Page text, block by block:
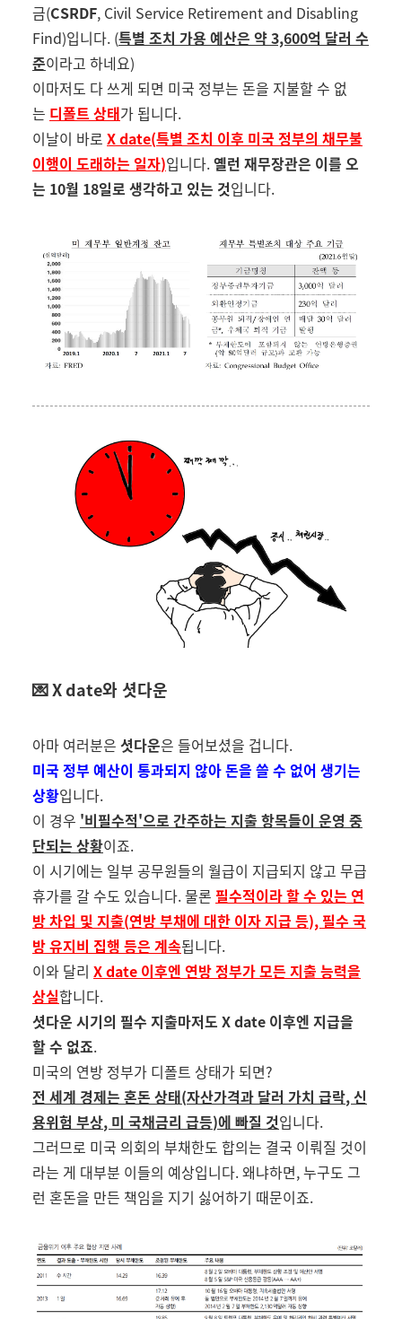
금(CSRDF, Civil Service Retirement and Disabling
Find)입니다. (특별 조치 가용 예산은 약3,600억 달러 수
준이라고 하네요)
이마저도 다 쓰게 되면 미국 정부는 돈을 지불할 수 없
는 디폴트 상태가 됩니다.
이날이 바로 X date(특별 조치 이후 미국 정부의 채무불
이행이 도래하는 일자)입니다.옐런 재무장관은 이를 오
는 10월 18일로 생각하고 있는 것입니다.
💌 X date와 셧다운
아마 여러분은 셧다운은 들어보셨을 겁니다.
미국 정부 예산이 통과되지 않아 돈을 쓸 수 없어 생기는
상황입니다.
이 경우 '비필수적'으로 간주하는 지출 항목들이 운영 중
단되는 상황이죠.
이 시기에는 일부 공무원들의 월급이 지급되지 않고 무급
휴가를 갈 수도 있습니다.물론 필수적이라 할 수 있는 연
방 차입 및 지출(연방 부채에 대한 이자 지급 등), 필수 국
방 유지비 집행 등은 계속됩니다.
이와 달리 X date 이후엔 연방 정부가 모든 지출 능력을
상실합니다.
셧다운 시기의 필수 지출마저도 X date 이후엔 지급을
할 수 없죠.
미국의 연방 정부가 디폴트 상태가 되면?
전 세계 경제는 혼돈 상태(자산가격과 달러 가치 급락, 신
용위험 부상, 미 국채금리 급등)에 빠질 것입니다.
그러므로 미국 의회의 부채한도 합의는 결국 이뤄질 것이
라는 게 대부분 이들의 예상입니다. 왜냐하면,누구도 그
런 혼돈을 만든 책임을 지기 싫어하기 때문이죠.